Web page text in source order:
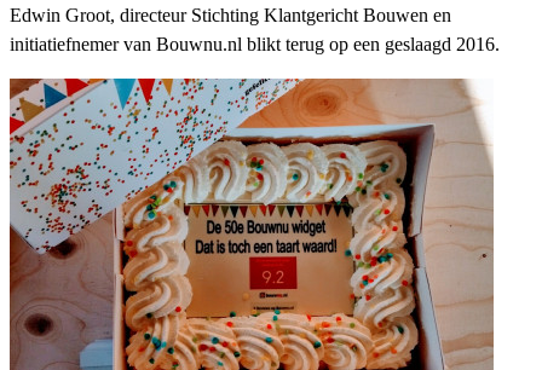
Edwin Groot, directeur Stichting Klantgericht Bouwen en
initiatiefnemer van Bouwnu.nl blikt terug op een geslaagd 2016.